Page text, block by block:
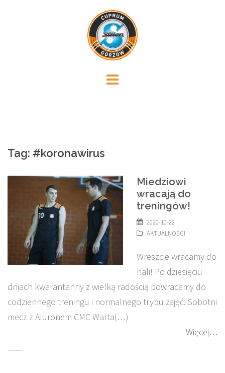
Tag: #koronawirus
Miedziowi
wracają do
treningów!
2020-10-22
AKTUALNOŚCI
Wreszcie wracamy do
hali! Po dziesięciu
dniach kwarantanny z wielką radością powracamy do
codziennego treningu i normalnego trybu zajęć. Sobotni
mecz z Aluronem CMC Warta(…)
Więcej…